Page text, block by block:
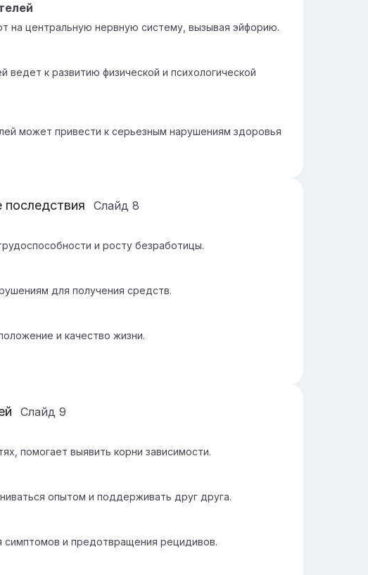
на центральную нервную систему, вызывая эйфорию.
ведет к развитию физической и психологической
может привести к серьезным нарушениям здоровья
последствия Слайд 8
и росту безработицы.
для получения средств.
и качество жизни.
Слайд 9
помогает выявить корни зависимости.
опытом и поддерживать друг друга.
симптомов и предотвращения рецидивов.